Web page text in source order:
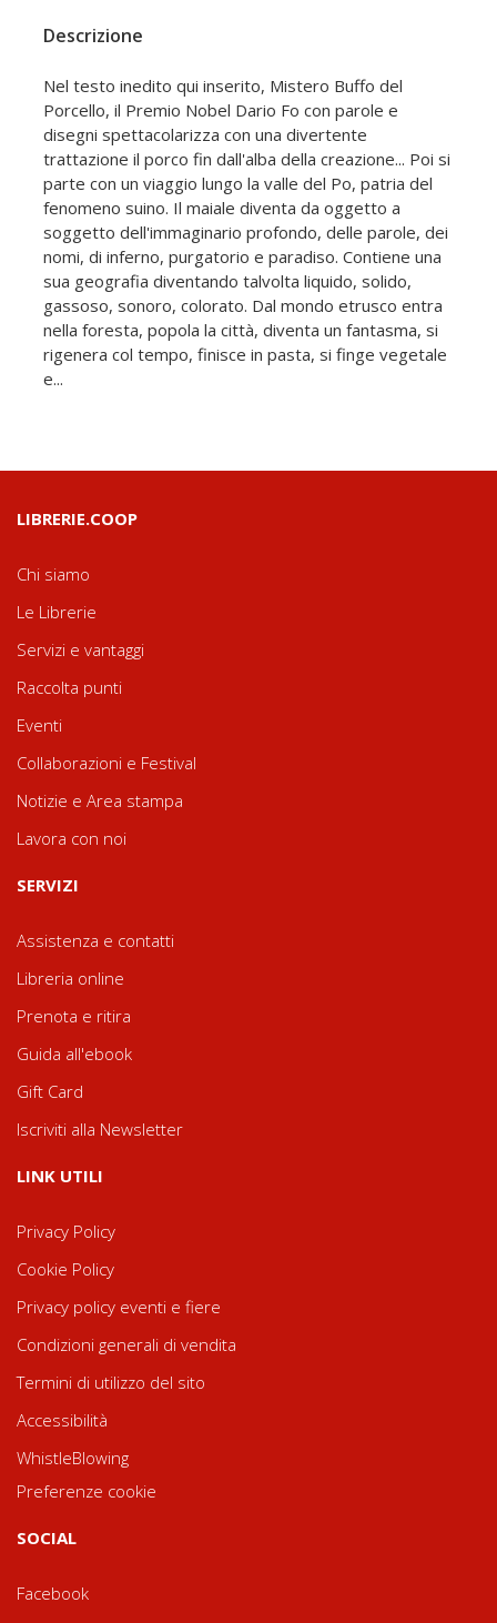
Descrizione
Nel testo inedito qui inserito, Mistero Buffo del
Porcello, il Premio Nobel Dario Fo con parole e
disegni spettacolarizza con una divertente
trattazione il porco fin dall'alba della creazione... Poi si
parte con un viaggio lungo la valle del Po, patria del
fenomeno suino. Il maiale diventa da oggetto a
soggetto dell'immaginario profondo, delle parole, dei
nomi, di inferno, purgatorio e paradiso. Contiene una
sua geografia diventando talvolta liquido, solido,
gassoso, sonoro, colorato. Dal mondo etrusco entra
nella foresta, popola la città, diventa un fantasma, si
rigenera col tempo, finisce in pasta, si finge vegetale
e...
LIBRERIE.COOP
Chi siamo
Le Librerie
Servizi e vantaggi
Raccolta punti
Eventi
Collaborazioni e Festival
Notizie e Area stampa
Lavora con noi
SERVIZI
Assistenza e contatti
Libreria online
Prenota e ritira
Guida all'ebook
Gift Card
Iscriviti alla Newsletter
LINK UTILI
Privacy Policy
Cookie Policy
Privacy policy eventi e fiere
Condizioni generali di vendita
Termini di utilizzo del sito
Accessibilità
WhistleBlowing
Preferenze cookie
SOCIAL
Facebook